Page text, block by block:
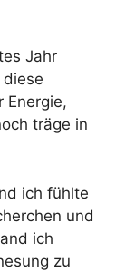
Jahr
Energie,
träge in
ich fühlte
und
ich
zu